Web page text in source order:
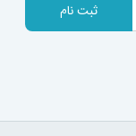
ثبت نام